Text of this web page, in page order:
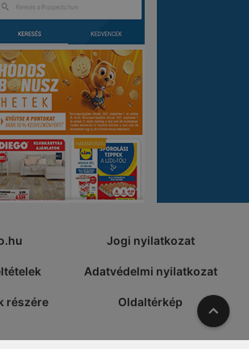
Jogi nyilatkozat
Adatvédelmi nyilatkozat
részére Oldaltérkép A